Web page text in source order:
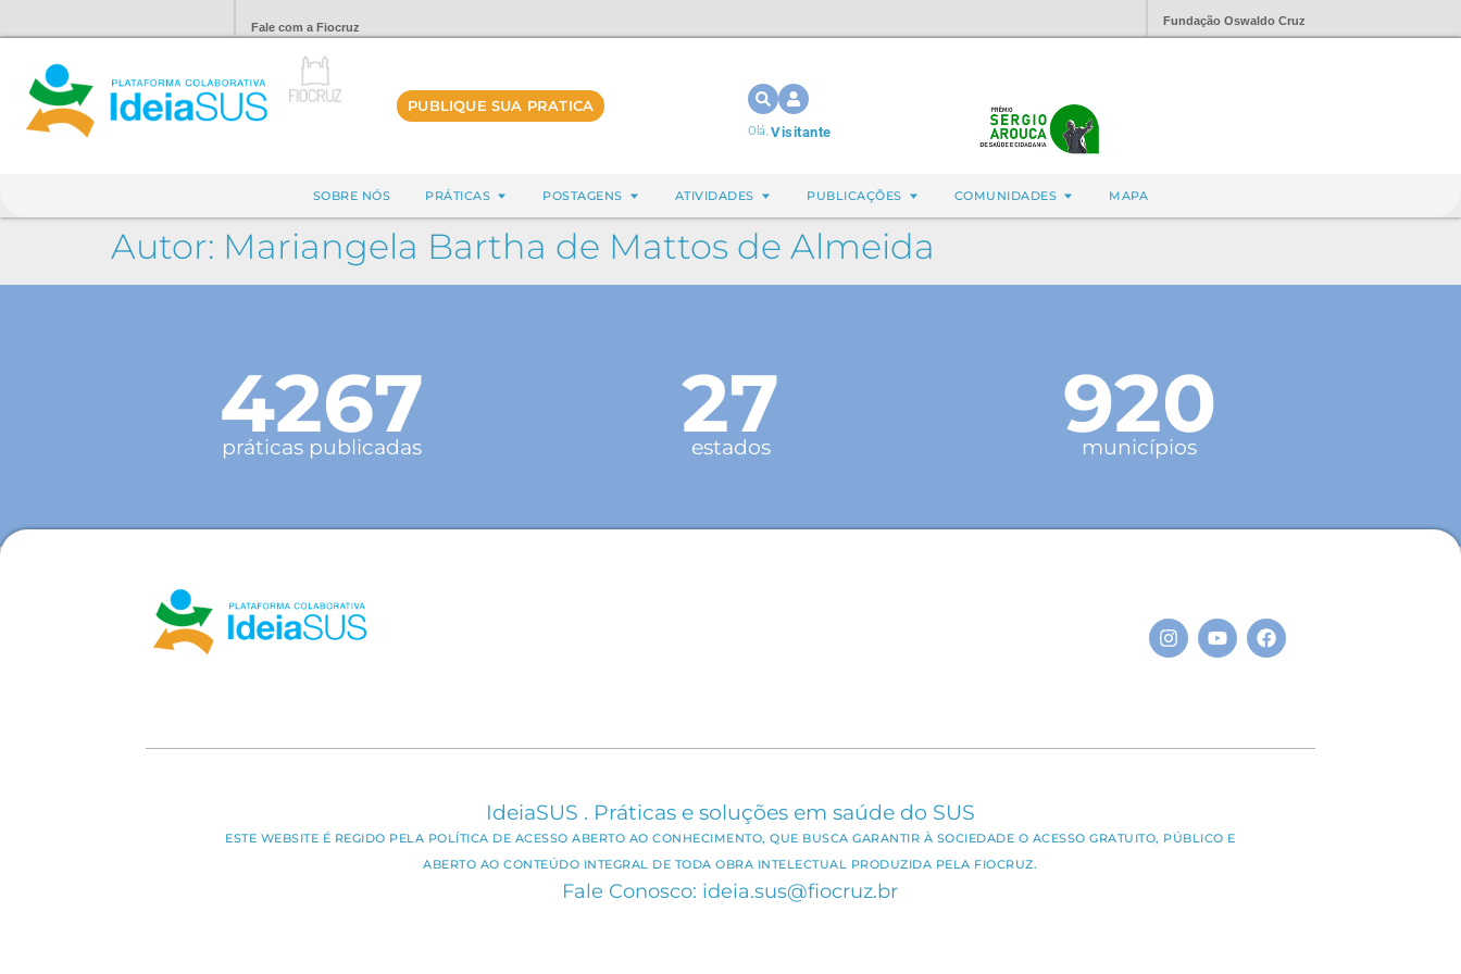
Fale com a Fiocruz Fundação Oswaldo Cruz
PUBLIQUE SUA PRATICA
Olá,Visitante
SOBRE NÓS PRÁTICAS POSTAGENS ATIVIDADES PUBLICAÇÕES COMUNIDADES MAPA
Autor: Mariangela Bartha de Mattos de Almeida
4267
práticas publicadas 27
estados 920
municípios
IdeiaSUS . Práticas e soluções em saúde do SUS
ESTE WEBSITE É REGIDO PELA POLÍTICA DE ACESSO ABERTO AO CONHECIMENTO, QUE BUSCA GARANTIR À SOCIEDADE O ACESSO GRATUITO, PÚBLICO E
ABERTO AO CONTEÚDO INTEGRAL DE TODA OBRA INTELECTUAL PRODUZIDA PELA FIOCRUZ.
Fale Conosco: ideia.sus@fiocruz.br